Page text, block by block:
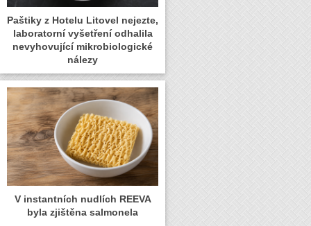
Paštiky z Hotelu Litovel nejezte,
laboratorní vyšetření odhalila
nevyhovující mikrobiologické
nálezy
V instantních nudlích REEVA
byla zjištěna salmonela